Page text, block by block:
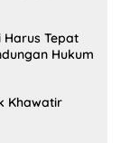
Harus Tepat
Hukum
Khawatir